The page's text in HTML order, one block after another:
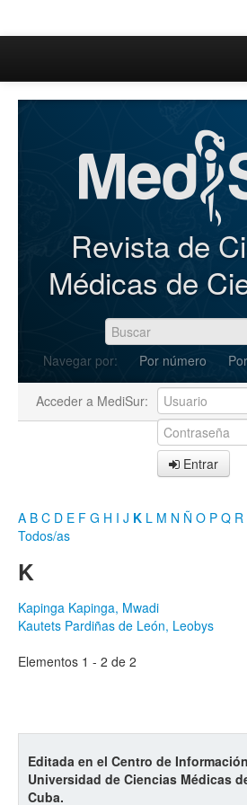
Inicio
Iniciar sesión
Registrarse
Revista de
Médicas de
Navegar por: Por número
Acceder a MediSur:
Entrar
A B C D E F G H I J K L M N Ñ O P Q R
Todos/as
K
Kapinga Kapinga, Mwadi
Kautets Pardiñas de León, Leobys
Elementos 1 - 2 de 2
Editada en el Centro de
Universidad de Ciencias Médicas
Cuba.